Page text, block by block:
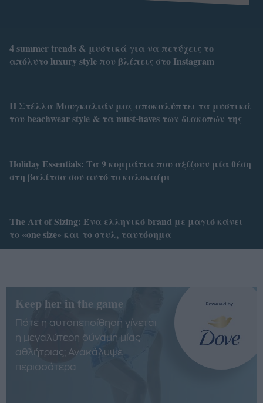
4 summer trends & μυστικά για να πετύχεις το
απόλυτο luxury style που βλέπεις στο Instagram
Η Στέλλα Μουγκαλιάν μας αποκαλύπτει τα μυστικά
του beachwear style & τα must-haves των διακοπών της
Holiday Essentials: Τα 9 κομμάτια που αξίζουν μία θέση
στη βαλίτσα σου αυτό το καλοκαίρι
Τhe Art of Sizing: Ένα ελληνικό brand με μαγιό κάνει
το «one size» και το στυλ, ταυτόσημα
Keep her in the game
Πότε η αυτοπεποίθηση γίνεται
η μεγαλύτερη δύναμη μίας
αθλήτριας; Ανακάλυψε
περισσότερα